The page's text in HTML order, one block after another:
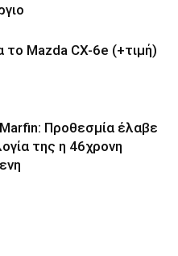
το Mazda CX-6e (+τιμή)
Προθεσμία έλαβε
της η 46χρονη